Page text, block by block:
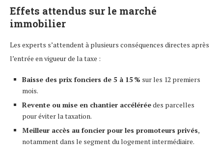
Effets attendus sur le marché
immobilier
Les experts s’attendent à plusieurs conséquences directes après
l’entrée en vigueur de la taxe :
Baisse des prix fonciers de 5 à 15 % sur les 12 premiers
mois.
Revente ou mise en chantier accéléréedes parcelles
pour éviter la taxation.
Meilleur accès au foncier pour les promoteurs privés,
notamment dans le segment du logement intermédiaire.